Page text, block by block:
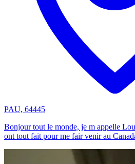
PAU, 64445
Bonjour tout le monde, je m appelle
ont tout fait pour me fair venir au